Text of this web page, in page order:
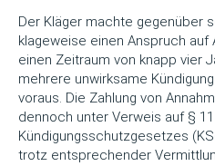
Der Kläger machte gegenüber
klageweise einen Anspruch auf
einen Zeitraum von knapp vier
mehrere unwirksame
voraus. Die Zahlung von
dennoch unter Verweis auf §
Kündigungsschutzgesetzes
trotz entsprechender